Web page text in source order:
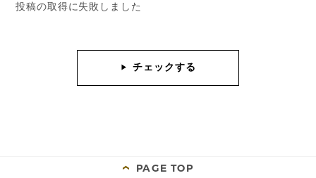
投稿の取得に失敗しました
チェックする
PAGE TOP